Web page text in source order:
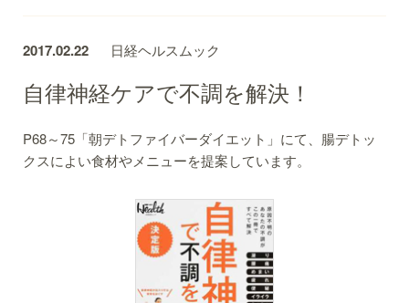
2017.02.22 日経ヘルスムック
自律神経ケアで不調を解決！
P68～75「朝デトファイバーダイエット」にて、腸デトッ
クスによい食材やメニューを提案しています。